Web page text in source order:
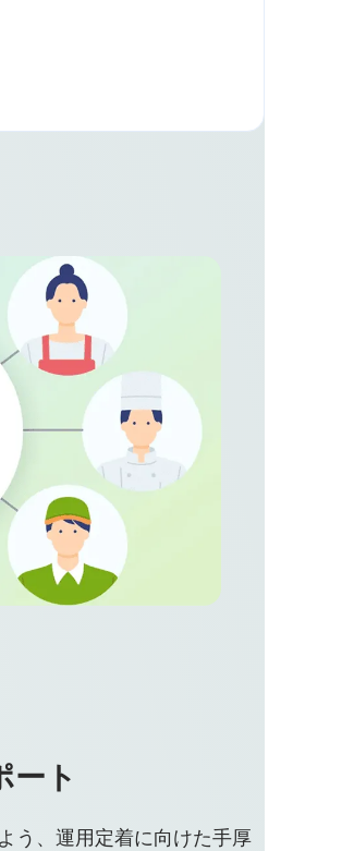
ート
う、運用定着に向けた手厚